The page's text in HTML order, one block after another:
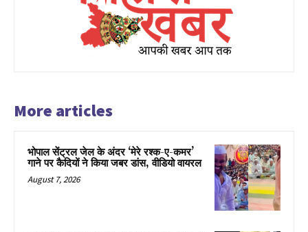
More articles
भोपाल सेंट्रल जेल के अंदर ‘मेरे रश्क-ए-कमर’
गाने पर कैदियों ने किया जबर डांस, वीडियो वायरल
August 7, 2026